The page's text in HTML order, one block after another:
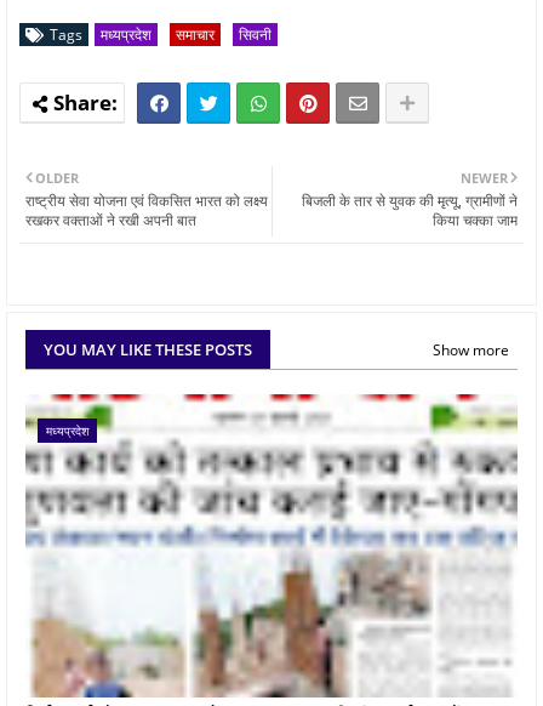
Tags मध्यप्रदेश समाचार सिवनी
NEWER
बिजली के तार से युवक की मृत्यू, ग्रामीणों ने
किया चक्का जाम
OLDER
राष्ट्रीय सेवा योजना एवं विकसित भारत को लक्ष्य
रखकर वक्ताओं ने रखी अपनी बात
YOU MAY LIKE THESE POSTS Show more
मध्यप्रदेश